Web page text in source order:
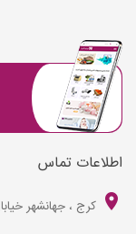
اطلاعات تماس
کرج ، جهانشهر